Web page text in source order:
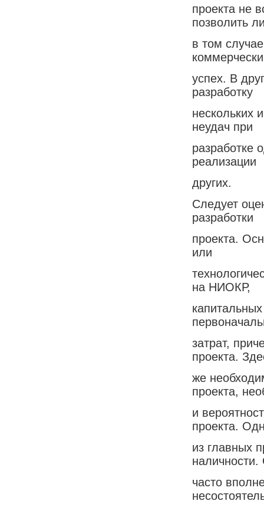
проекта не
позволить
в том
успех. В
разработку
нескольких
неудач при
разработке
реализации
других.
Следует
разработки
проекта.
или
на НИОКР,
затрат,
проекта.
же
проекта,
и
проекта.
из главных
наличности.
часто